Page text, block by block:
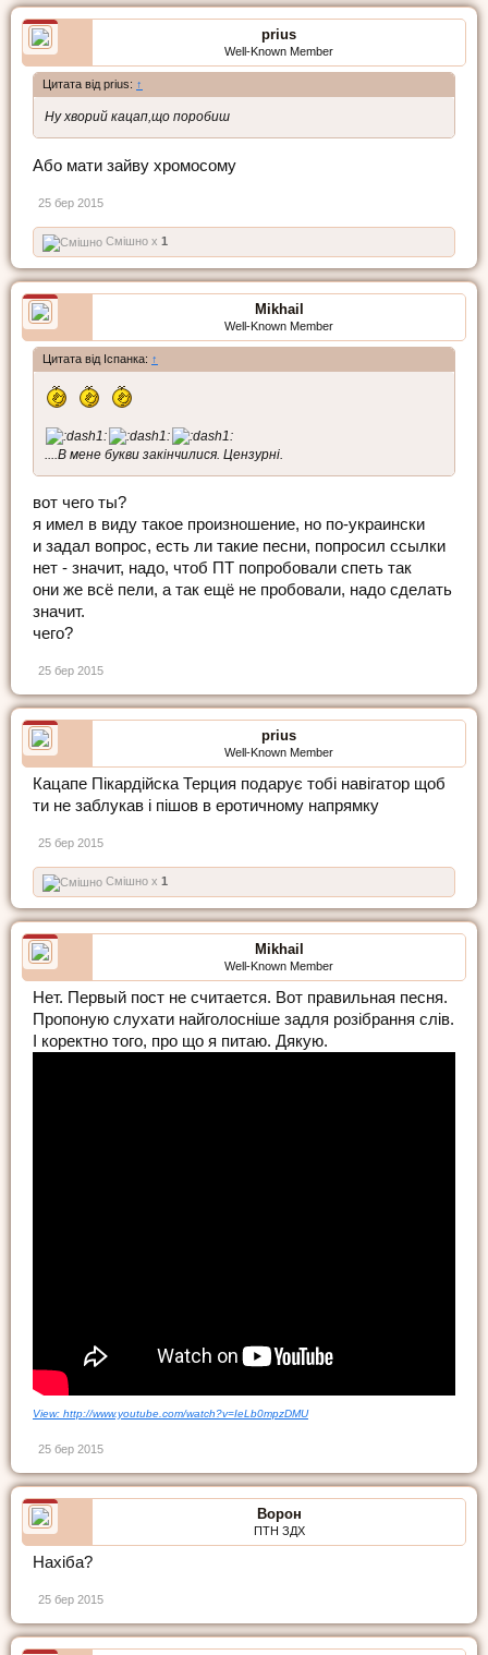
prius
Well-Known Member
Цитата від prius: ↑
Ну хворий кацап,що поробиш
Або мати зайву хромосому
25 бер 2015
Смішно x 1
Mikhail
Well-Known Member
Цитата від Іспанка: ↑
....В мене букви закінчилися. Цензурні.
вот чего ты?
я имел в виду такое произношение, но по-украински
и задал вопрос, есть ли такие песни, попросил ссылки
нет - значит, надо, чтоб ПТ попробовали спеть так
они же всё пели, а так ещё не пробовали, надо сделать
значит.
чего?
25 бер 2015
prius
Well-Known Member
Кацапе Пікардійска Терция подарує тобі навігатор щоб
ти не заблукав і пішов в еротичному напрямку
25 бер 2015
Смішно x 1
Mikhail
Well-Known Member
Нет. Первый пост не считается. Вот правильная песня.
Пропоную слухати найголосніше задля розібрання слів.
І коректно того, про що я питаю. Дякую.
View: http://www.youtube.com/watch?v=IeLb0mpzDMU
25 бер 2015
Ворон
ПТН ЗДХ
Нахіба?
25 бер 2015